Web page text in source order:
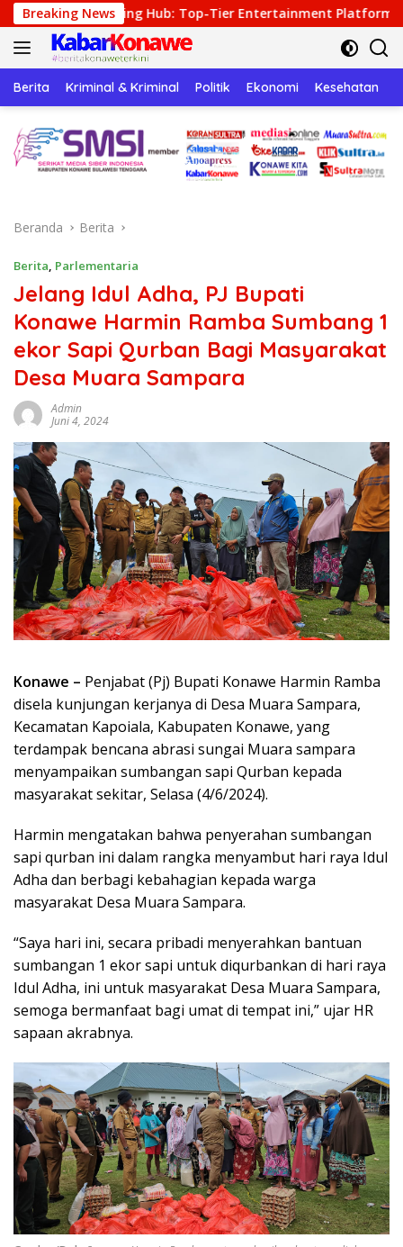
Langsung
ke
konten
Breaking News
Hub: Top-Tier Entertainment Platform Built for Modern
Berita Kriminal & Kriminal Politik Ekonomi Kesehatan
Beranda Berita
Berita, Parlementaria
Jelang Idul Adha, PJ Bupati
Konawe Harmin Ramba Sumbang 1
ekor Sapi Qurban Bagi Masyarakat
Desa Muara Sampara
Admin
Juni 4, 2024
Konawe – Penjabat (Pj) Bupati Konawe Harmin Ramba
disela kunjungan kerjanya di Desa Muara Sampara,
Kecamatan Kapoiala, Kabupaten Konawe, yang
terdampak bencana abrasi sungai Muara sampara
menyampaikan sumbangan sapi Qurban kepada
masyarakat sekitar, Selasa (4/6/2024).
Harmin mengatakan bahwa penyerahan sumbangan
sapi qurban ini dalam rangka menyambut hari raya Idul
Adha dan berbagi kebahagian kepada warga
masyarakat Desa Muara Sampara.
“Saya hari ini, secara pribadi menyerahkan bantuan
sumbangan 1 ekor sapi untuk diqurbankan di hari raya
Idul Adha, ini untuk masyarakat Desa Muara Sampara,
semoga bermanfaat bagi umat di tempat ini,” ujar HR
sapaan akrabnya.